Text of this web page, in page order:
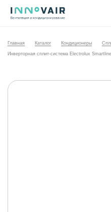
Главная Каталог Кондиционеры
Инверторная сплит-система Electrolux